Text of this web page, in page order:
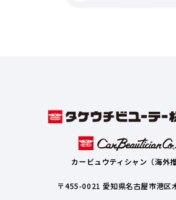
カービュウティシャン（海外推
〒455-0021 愛知県名古屋市港区